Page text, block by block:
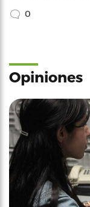
0
Opiniones